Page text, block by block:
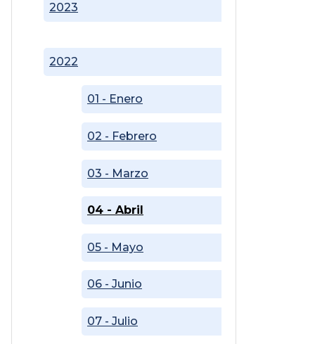
2022
01 - Enero
02 - Febrero
03 - Marzo
04 - Abril
05 - Mayo
06 - Junio
07 - Julio
2023